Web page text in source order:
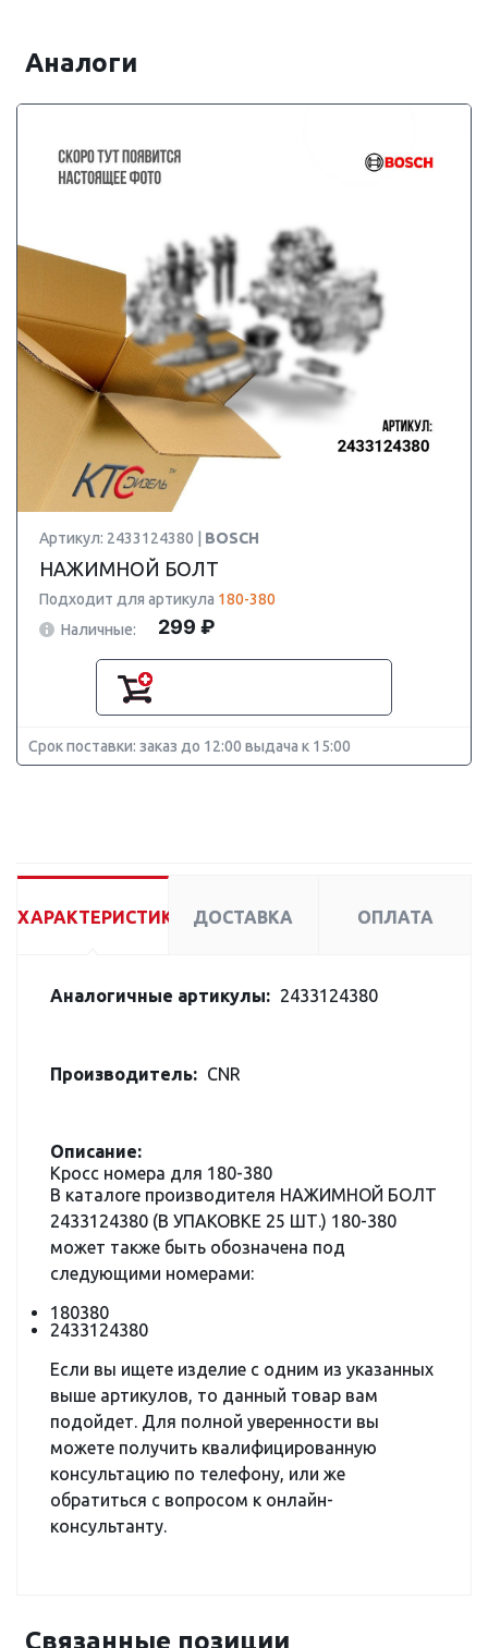
Аналоги
Артикул: 2433124380 | BOSCH
НАЖИМНОЙ БОЛТ
Подходит для артикула 180-380
Наличные:
299 ₽
Срок поставки: заказ до 12:00 выдача к 15:00
ХАРАКТЕРИСТИКИ ДОСТАВКА ОПЛАТА
Аналогичные артикулы: 2433124380
Производитель: CNR
Описание:
Кросс номера для 180-380
В каталоге производителя НАЖИМНОЙ БОЛТ
2433124380 (В УПАКОВКЕ 25 ШТ.) 180-380
может также быть обозначена под
следующими номерами:
180380
2433124380
Если вы ищете изделие с одним из указанных
выше артикулов, то данный товар вам
подойдет. Для полной уверенности вы
можете получить квалифицированную
консультацию по телефону, или же
обратиться с вопросом к онлайн-
консультанту.
Связанные позиции